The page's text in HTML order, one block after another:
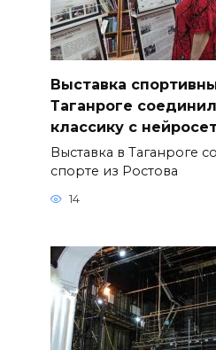
Выставка
Таганроге
классику с
Выставка в Таганроге
спорте из Ростова
14